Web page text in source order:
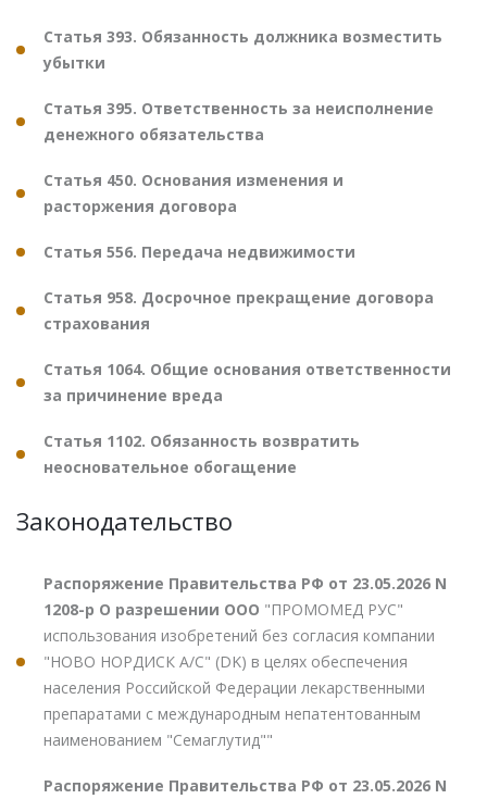
Статья 393. Обязанность должника возместить
убытки
Статья 395. Ответственность за неисполнение
денежного обязательства
Статья 450. Основания изменения и
расторжения договора
Статья 556. Передача недвижимости
Статья 958. Досрочное прекращение договора
страхования
Статья 1064. Общие основания ответственности
за причинение вреда
Статья 1102. Обязанность возвратить
неосновательное обогащение
Законодательство
Распоряжение Правительства РФ от 23.05.2026 N
1208-р О разрешении ООО "ПРОМОМЕД РУС"
использования изобретений без согласия компании
"НОВО НОРДИСК А/С" (DK) в целях обеспечения
населения Российской Федерации лекарственными
препаратами с международным непатентованным
наименованием "Семаглутид""
Распоряжение Правительства РФ от 23.05.2026 N